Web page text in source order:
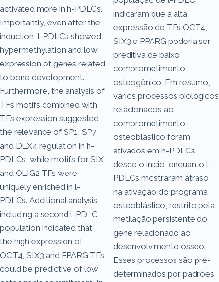
activated more in h-PDLCs.
Importantly, even after the
induction, l-PDLCs showed
hypermethylation and low
expression of genes related
to bone development.
Furthermore, the analysis of
TFs motifs combined with
TFs expression suggested
the relevance of SP1, SP7
and DLX4 regulation in h-
PDLCs, while motifs for SIX
and OLIG2 TFs were
uniquely enriched in l-
PDLCs. Additional analysis
including a second l-PDLC
population indicated that
the high expression of
OCT4, SIX3 and PPARG TFs
could be predictive of low
indicaram que a alta
expressão de TFs OCT4,
SIX3 e PPARG poderia ser
preditiva de baixo
comprometimento
osteogênico. Em resumo,
vários processos biológicos
relacionados ao
comprometimento
osteoblástico foram
ativados em h-PDLCs
desde o início, enquanto l-
PDLCs mostraram atraso
na ativação do programa
osteoblástico, restrito pela
metilação persistente do
gene relacionado ao
desenvolvimento ósseo.
Esses processos são pré-
determinados por padrões